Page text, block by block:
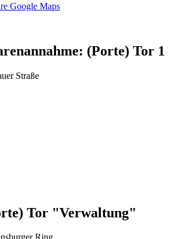
Google Maps
(Porte) Tor 1
Straße
Tor "Verwaltung"